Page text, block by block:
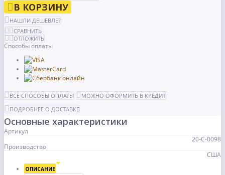
В КОРЗИНУ
НАШЛИ ДЕШЕВЛЕ?
СРАВНИТЬ
ОТЛОЖИТЬ
Способы оплаты
ВСЕ СПОСОБЫ ОПЛАТЫ
МОЖНО ОФОРМИТЬ В КРЕДИТ
ПОДРОБНЕЕ О ДОСТАВКЕ
Основные характеристики
Артикул
20-С-0098
Производство
США
ОПИСАНИЕ